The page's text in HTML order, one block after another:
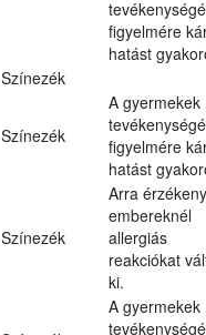
figyelmére
hatást
Színezék
Színezék
A gyermekek
figyelmére
hatást
Színezék
Arra érzékeny
embereknél
allergiás
reakciókat
ki.
A gyermekek